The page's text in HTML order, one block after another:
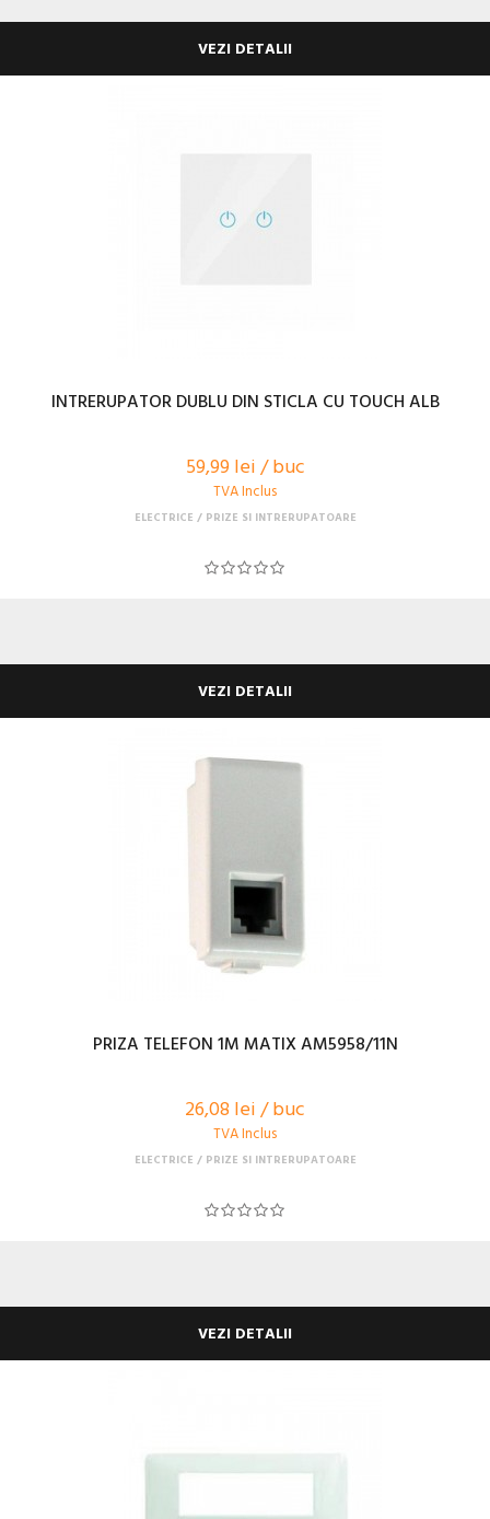
VEZI DETALII
INTRERUPATOR DUBLU DIN STICLA CU TOUCH ALB
59,99 lei / buc
TVA Inclus
ELECTRICE PRIZE SI INTRERUPATOARE
VEZI DETALII
PRIZA TELEFON 1M MATIX AM5958/11N
26,08 lei / buc
TVA Inclus
ELECTRICE PRIZE SI INTRERUPATOARE
VEZI DETALII